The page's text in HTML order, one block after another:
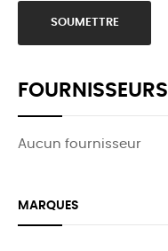
SOUMETTRE
FOURNISSEURS
Aucun fournisseur
MARQUES